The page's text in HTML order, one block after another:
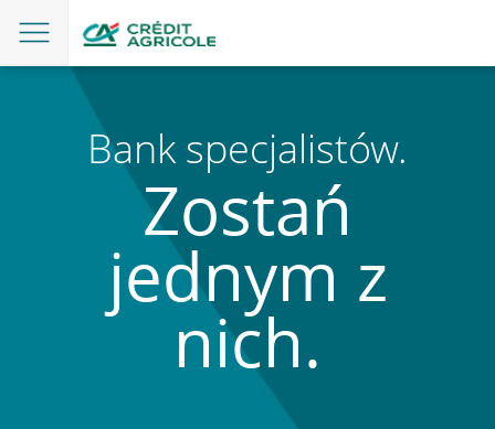
Bank specjalistów.
Zostań
jednym z
nich.